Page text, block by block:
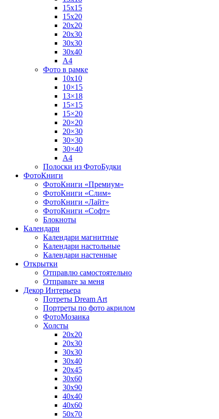
15х15
15х20
20х20
20х30
30х30
30х40
А4
Фото в рамке
10х10
10×15
13×18
15×15
15×20
20×20
20×30
30×30
30×40
A4
Полоски из ФотоБудки
ФотоКниги
ФотоКниги «Премиум»
ФотоКниги «Слим»
ФотоКниги «Лайт»
ФотоКниги «Софт»
Блокноты
Календари
Календари магнитные
Календари настольные
Календари настенные
Открытки
Отправлю самостоятельно
Отправьте за меня
Декор Интерьера
Потреты Dream Art
Портреты по фото акрилом
ФотоМозаика
Холсты
20х20
20х30
30х30
30х40
20х45
30х60
30х90
40х40
40х60
50х70